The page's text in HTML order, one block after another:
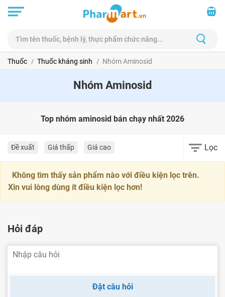
Thuốc Thuốc kháng sinh Nhóm Aminosid
Nhóm Aminosid
Top nhóm aminosid bán chạy nhất 2026
Đề xuất Giá thấp Giá cao Lọc
Không tìm thấy sản phẩm nào với điều kiện lọc trên.
Xin vui lòng dùng ít điều kiện lọc hơn!
Hỏi đáp
Đặt câu hỏi